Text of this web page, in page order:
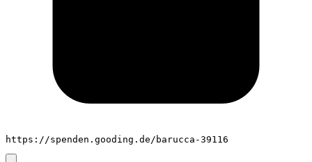
https://spenden.gooding.de/barucca-39116